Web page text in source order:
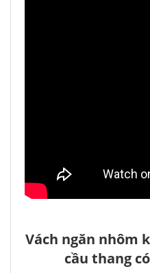
Vách ngăn nhôm
cầu thang